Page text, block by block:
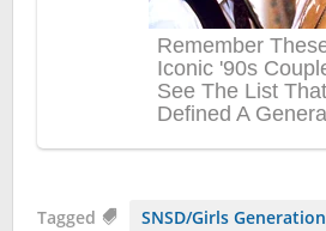
Tagged
SNSD/Girls Generation